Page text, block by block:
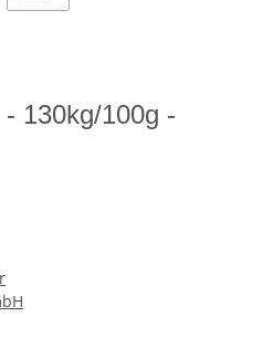
130kg/100g -